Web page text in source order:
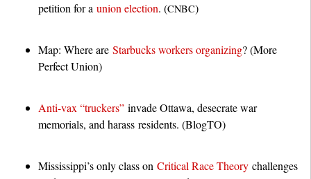
petition for a union election. (CNBC)
Map: Where are Starbucks workers organizing? (More
Perfect Union)
Anti-vax “truckers” invade Ottawa, desecrate war
memorials, and harass residents. (BlogTO)
Mississippi’s only class on Critical Race Theory challenges